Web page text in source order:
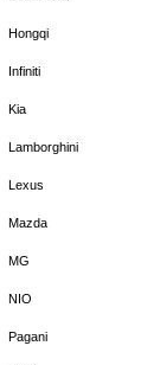
Hongqi
Infiniti
Kia
Lamborghini
Lexus
Mazda
MG
NIO
Pagani